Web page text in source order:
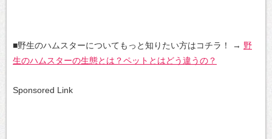
■野生のハムスターについてもっと知りたい方はコチラ！ → 野
生のハムスターの生態とは？ペットとはどう違うの？
Sponsored Link